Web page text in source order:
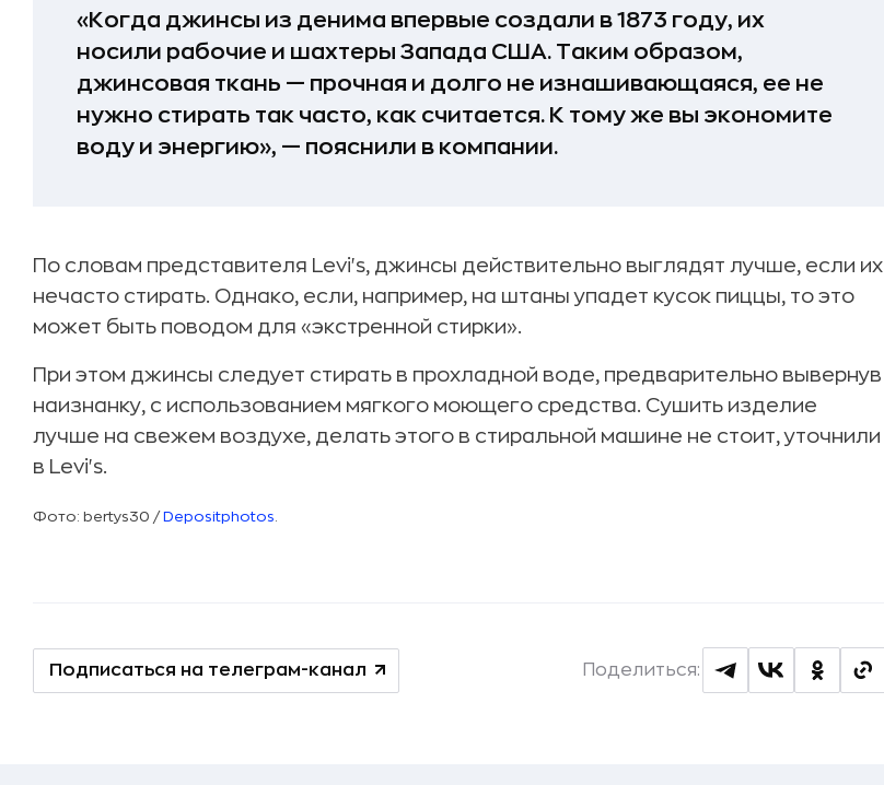
«Когда джинсы из денима впервые создали в 1873 году, их
носили рабочие и шахтеры Запада США. Таким образом,
джинсовая ткань — прочная и долго не изнашивающаяся, ее не
нужно стирать так часто, как считается. К тому же вы экономите
воду и энергию», — пояснили в компании.
По словам представителя Levi's, джинсы действительно выглядят лучше, если их
нечасто стирать. Однако, если, например, на штаны упадет кусок пиццы, то это
может быть поводом для «экстренной стирки».
При этом джинсы следует стирать в прохладной воде, предварительно вывернув
наизнанку, с использованием мягкого моющего средства. Сушить изделие
лучше на свежем воздухе, делать этого в стиральной машине не стоит, уточнили
в Levi's.
Фото: bertys30 /Depositphotos
Подписаться на телеграм-канал Поделиться: